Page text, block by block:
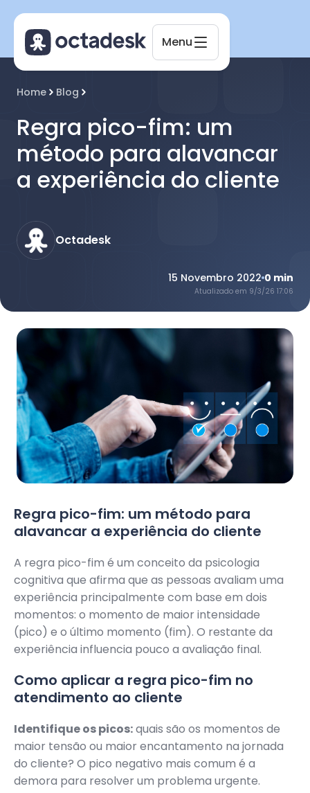
Menu
Home Blog
Regra pico-fim: um
método para alavancar
a experiência do cliente
Octadesk
15 Novembro 2022 0 min
Atualizado em 9/3/26 17:06
Regra pico-fim: um método para
alavancar a experiência do cliente
A regra pico-fim é um conceito da psicologia
cognitiva que afirma que as pessoas avaliam uma
experiência principalmente com base em dois
momentos: o momento de maior intensidade
(pico) e o último momento (fim). O restante da
experiência influencia pouco a avaliação final.
Como aplicar a regra pico-fim no
atendimento ao cliente
Identifique os picos:quais são os momentos de
maior tensão ou maior encantamento na jornada
do cliente? O pico negativo mais comum é a
demora para resolver um problema urgente.
Online agora